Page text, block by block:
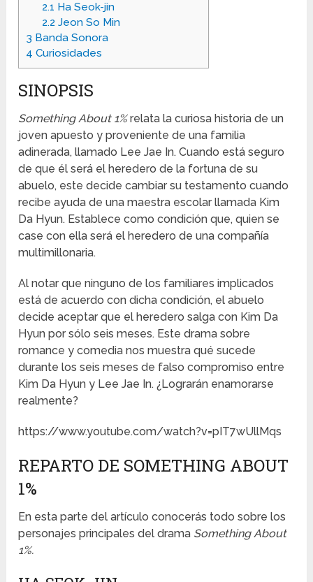
2.1 Ha Seok-jin
2.2 Jeon So Min
3 Banda Sonora
4 Curiosidades
SINOPSIS
Something About 1%relata la curiosa historia de un
joven apuesto y proveniente de una familia
adinerada, llamado Lee Jae In. Cuando está seguro
de que él será el heredero de la fortuna de su
abuelo, este decide cambiar su testamento cuando
recibe ayuda de una maestra escolar llamada Kim
Da Hyun. Establece como condición que, quien se
case con ella será el heredero de una compañía
multimillonaria.
Al notar que ninguno de los familiares implicados
está de acuerdo con dicha condición, el abuelo
decide aceptar que el heredero salga con Kim Da
Hyun por sólo seis meses. Este drama sobre
romance y comedia nos muestra qué sucede
durante los seis meses de falso compromiso entre
Kim Da Hyun y Lee Jae In. ¿Lograrán enamorarse
realmente?
https://www.youtube.com/watch?v=pIT7wUllMqs
REPARTO DE SOMETHING ABOUT
1%
En esta parte del artículo conocerás todo sobre los
personajes principales del drama Something About
1%.